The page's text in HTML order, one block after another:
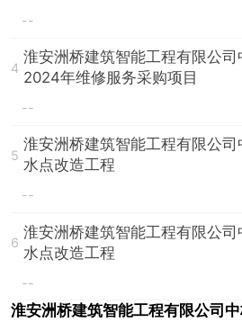
--
4
淮安洲桥建筑智能工程有限公
2024年维修服务采购项目
--
5
淮安洲桥建筑智能工程有限公
水点改造工程
--
6
淮安洲桥建筑智能工程有限公
水点改造工程
--
淮安洲桥建筑智能工程有限公司